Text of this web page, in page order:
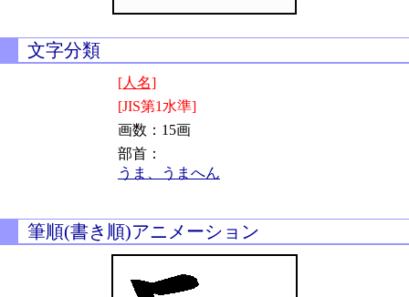
文字分類
[人名]
[JIS第1水準]
画数：15画
部首：
うま、うまへん
筆順(書き順)アニメーション